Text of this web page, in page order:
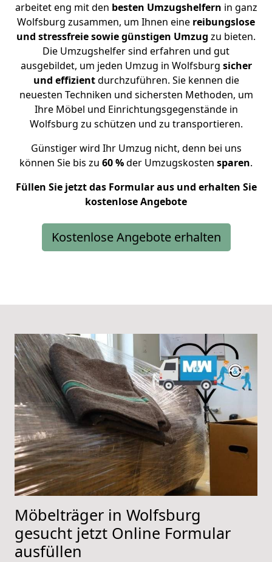
arbeitet eng mit den besten Umzugshelfern in ganz
Wolfsburg zusammen, um Ihnen eine reibungslose
und stressfreie sowie günstigen Umzug zu bieten.
Die Umzugshelfer sind erfahren und gut
ausgebildet, um jeden Umzug in Wolfsburg sicher
und effizientdurchzuführen. Sie kennen die
neuesten Techniken und sichersten Methoden, um
Ihre Möbel und Einrichtungsgegenstände in
Wolfsburg zu schützen und zu transportieren.
Günstiger wird Ihr Umzug nicht, denn bei uns
können Sie bis zu 60 %der Umzugskosten sparen.
Füllen Sie jetzt das Formular aus und erhalten Sie
kostenlose Angebote
Kostenlose Angebote erhalten
Möbelträger in Wolfsburg
gesucht jetzt Online Formular
ausfüllen